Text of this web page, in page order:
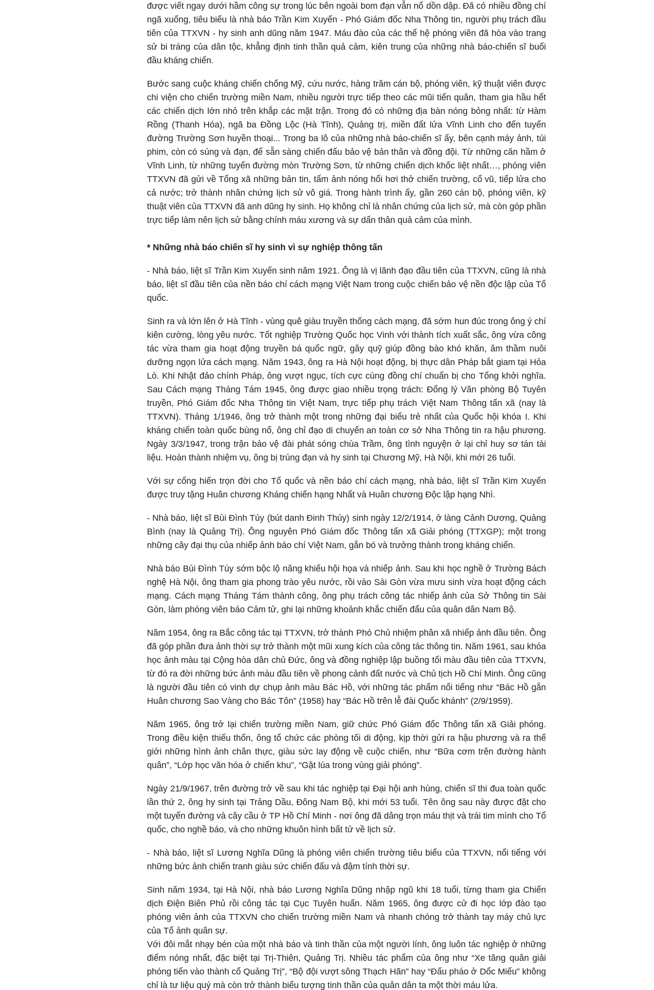
được viết ngay dưới hầm công sự trong lúc bên ngoài bom đạn vẫn nổ dồn dập. Đã có nhiều đồng chí
ngã xuống, tiêu biểu là nhà báo Trần Kim Xuyến - Phó Giám đốc Nha Thông tin, người phụ trách đầu
tiên của TTXVN - hy sinh anh dũng năm 1947. Máu đào của các thế hệ phóng viên đã hòa vào trang
sử bi tráng của dân tộc, khẳng định tinh thần quả cảm, kiên trung của những nhà báo-chiến sĩ buổi
đầu kháng chiến.
Bước sang cuộc kháng chiến chống Mỹ, cứu nước, hàng trăm cán bộ, phóng viên, kỹ thuật viên được
chi viện cho chiến trường miền Nam, nhiều người trực tiếp theo các mũi tiến quân, tham gia hầu hết
các chiến dịch lớn nhỏ trên khắp các mặt trận. Trong đó có những địa bàn nóng bỏng nhất: từ Hàm
Rồng (Thanh Hóa), ngã ba Đồng Lộc (Hà Tĩnh), Quảng trị, miền đất lửa Vĩnh Linh cho đến tuyến
đường Trường Sơn huyền thoại... Trong ba lô của những nhà báo-chiến sĩ ấy, bên cạnh máy ảnh, túi
phim, còn có súng và đạn, để sẵn sàng chiến đấu bảo vệ bản thân và đồng đội. Từ những căn hầm ở
Vĩnh Linh, từ những tuyến đường mòn Trường Sơn, từ những chiến dịch khốc liệt nhất…, phóng viên
TTXVN đã gửi về Tổng xã những bản tin, tấm ảnh nóng hổi hơi thở chiến trường, cổ vũ, tiếp lửa cho
cả nước; trở thành nhân chứng lịch sử vô giá. Trong hành trình ấy, gần 260 cán bộ, phóng viên, kỹ
thuật viên của TTXVN đã anh dũng hy sinh. Họ không chỉ là nhân chứng của lịch sử, mà còn góp phần
trực tiếp làm nên lịch sử bằng chính máu xương và sự dấn thân quả cảm của mình.
* Những nhà báo chiến sĩ hy sinh vì sự nghiệp thông tấn
- Nhà báo, liệt sĩ Trần Kim Xuyến sinh năm 1921. Ông là vị lãnh đạo đầu tiên của TTXVN, cũng là nhà
báo, liệt sĩ đầu tiên của nền báo chí cách mạng Việt Nam trong cuộc chiến bảo vệ nền độc lập của Tổ
quốc.
Sinh ra và lớn lên ở Hà Tĩnh - vùng quê giàu truyền thống cách mạng, đã sớm hun đúc trong ông ý chí
kiên cường, lòng yêu nước. Tốt nghiệp Trường Quốc học Vinh với thành tích xuất sắc, ông vừa công
tác vừa tham gia hoạt động truyền bá quốc ngữ, gây quỹ giúp đồng bào khó khăn, âm thầm nuôi
dưỡng ngọn lửa cách mạng. Năm 1943, ông ra Hà Nội hoạt động, bị thực dân Pháp bắt giam tại Hỏa
Lò. Khi Nhật đảo chính Pháp, ông vượt ngục, tích cực cùng đồng chí chuẩn bị cho Tổng khởi nghĩa.
Sau Cách mạng Tháng Tám 1945, ông được giao nhiều trọng trách: Đổng lý Văn phòng Bộ Tuyên
truyền, Phó Giám đốc Nha Thông tin Việt Nam, trực tiếp phụ trách Việt Nam Thông tấn xã (nay là
TTXVN). Tháng 1/1946, ông trở thành một trong những đại biểu trẻ nhất của Quốc hội khóa I. Khi
kháng chiến toàn quốc bùng nổ, ông chỉ đạo di chuyển an toàn cơ sở Nha Thông tin ra hậu phương.
Ngày 3/3/1947, trong trận bảo vệ đài phát sóng chùa Trầm, ông tình nguyện ở lại chỉ huy sơ tán tài
liệu. Hoàn thành nhiệm vụ, ông bị trúng đạn và hy sinh tại Chương Mỹ, Hà Nội, khi mới 26 tuổi.
Với sự cống hiến trọn đời cho Tổ quốc và nền báo chí cách mạng, nhà báo, liệt sĩ Trần Kim Xuyến
được truy tặng Huân chương Kháng chiến hạng Nhất và Huân chương Độc lập hạng Nhì.
- Nhà báo, liệt sĩ Bùi Đình Túy (bút danh Đinh Thúy) sinh ngày 12/2/1914, ở làng Cảnh Dương, Quảng
Bình (nay là Quảng Trị). Ông nguyên Phó Giám đốc Thông tấn xã Giải phóng (TTXGP); một trong
những cây đại thụ của nhiếp ảnh báo chí Việt Nam, gắn bó và trưởng thành trong kháng chiến.
Nhà báo Bùi Đình Túy sớm bộc lộ năng khiếu hội họa và nhiếp ảnh. Sau khi học nghề ở Trường Bách
nghệ Hà Nội, ông tham gia phong trào yêu nước, rồi vào Sài Gòn vừa mưu sinh vừa hoạt động cách
mạng. Cách mạng Tháng Tám thành công, ông phụ trách công tác nhiếp ảnh của Sở Thông tin Sài
Gòn, làm phóng viên báo Cảm tử, ghi lại những khoảnh khắc chiến đấu của quân dân Nam Bộ.
Năm 1954, ông ra Bắc công tác tại TTXVN, trở thành Phó Chủ nhiệm phân xã nhiếp ảnh đầu tiên. Ông
đã góp phần đưa ảnh thời sự trở thành một mũi xung kích của công tác thông tin. Năm 1961, sau khóa
học ảnh màu tại Cộng hòa dân chủ Đức, ông và đồng nghiệp lập buồng tối màu đầu tiên của TTXVN,
từ đó ra đời những bức ảnh màu đầu tiên về phong cảnh đất nước và Chủ tịch Hồ Chí Minh. Ông cũng
là người đầu tiên có vinh dự chụp ảnh màu Bác Hồ, với những tác phẩm nổi tiếng như “Bác Hồ gắn
Huân chương Sao Vàng cho Bác Tôn” (1958) hay “Bác Hồ trên lễ đài Quốc khánh” (2/9/1959).
Năm 1965, ông trở lại chiến trường miền Nam, giữ chức Phó Giám đốc Thông tấn xã Giải phóng.
Trong điều kiện thiếu thốn, ông tổ chức các phòng tối di động, kịp thời gửi ra hậu phương và ra thế
giới những hình ảnh chân thực, giàu sức lay động về cuộc chiến, như “Bữa cơm trên đường hành
quân”, “Lớp học văn hóa ở chiến khu”, “Gặt lúa trong vùng giải phóng”.
Ngày 21/9/1967, trên đường trở về sau khi tác nghiệp tại Đại hội anh hùng, chiến sĩ thi đua toàn quốc
lần thứ 2, ông hy sinh tại Trảng Dầu, Đông Nam Bộ, khi mới 53 tuổi. Tên ông sau này được đặt cho
một tuyến đường và cây cầu ở TP Hồ Chí Minh - nơi ông đã dâng trọn máu thịt và trái tim mình cho Tổ
quốc, cho nghề báo, và cho những khuôn hình bất tử về lịch sử.
- Nhà báo, liệt sĩ Lương Nghĩa Dũng là phóng viên chiến trường tiêu biểu của TTXVN, nổi tiếng với
những bức ảnh chiến tranh giàu sức chiến đấu và đậm tính thời sự.
Sinh năm 1934, tại Hà Nội, nhà báo Lương Nghĩa Dũng nhập ngũ khi 18 tuổi, từng tham gia Chiến
dịch Điện Biên Phủ rồi công tác tại Cục Tuyên huấn. Năm 1965, ông được cử đi học lớp đào tạo
phóng viên ảnh của TTXVN cho chiến trường miền Nam và nhanh chóng trở thành tay máy chủ lực
của Tổ ảnh quân sự.
Với đôi mắt nhạy bén của một nhà báo và tinh thần của một người lính, ông luôn tác nghiệp ở những
điểm nóng nhất, đặc biệt tại Trị-Thiên, Quảng Trị. Nhiều tác phẩm của ông như “Xe tăng quân giải
phóng tiến vào thành cổ Quảng Trị”, “Bộ đội vượt sông Thạch Hãn” hay “Đấu pháo ở Dốc Miếu” không
chỉ là tư liệu quý mà còn trở thành biểu tượng tinh thần của quân dân ta một thời máu lửa.